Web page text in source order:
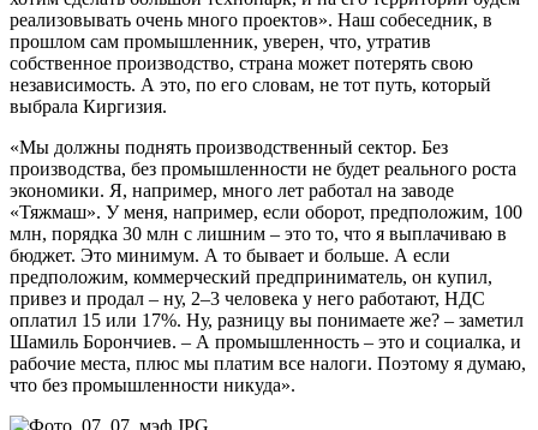
реализовывать очень много проектов». Наш собеседник, в
прошлом сам промышленник, уверен, что, утратив
собственное производство, страна может потерять свою
независимость. А это, по его словам, не тот путь, который
выбрала Киргизия.
«Мы должны поднять производственный сектор. Без
производства, без промышленности не будет реального роста
экономики. Я, например, много лет работал на заводе
«Тяжмаш». У меня, например, если оборот, предположим, 100
млн, порядка 30 млн с лишним – это то, что я выплачиваю в
бюджет. Это минимум. А то бывает и больше. А если
предположим, коммерческий предприниматель, он купил,
привез и продал – ну, 2–3 человека у него работают, НДС
оплатил 15 или 17%. Ну, разницу вы понимаете же? – заметил
Шамиль Борончиев. – А промышленность – это и социалка, и
рабочие места, плюс мы платим все налоги. Поэтому я думаю,
что без промышленности никуда».